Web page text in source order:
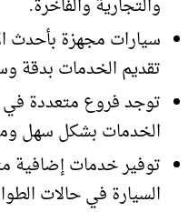
والتجارية والفاخرة.
سيارات مجهزة بأحدث
تقديم الخدمات بدقة
توجد فروع متعددة في
الخدمات بشكل سهل
توفير خدمات إضافية
السيارة في حالات